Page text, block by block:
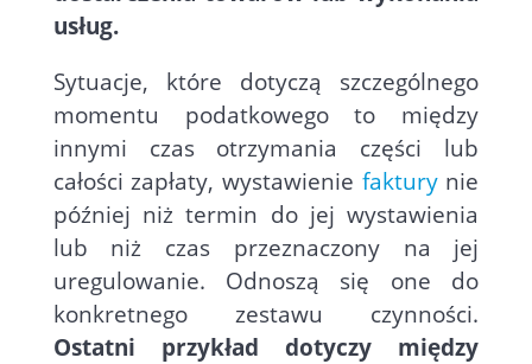
usług.
Sytuacje, które dotyczą szczególnego
momentu podatkowego to między
innymi czas otrzymania części lub
całości zapłaty, wystawienie fakturynie
później niż termin do jej wystawienia
lub niż czas przeznaczony na jej
uregulowanie. Odnoszą się one do
konkretnego zestawu czynności.
Ostatni przykład dotyczy między